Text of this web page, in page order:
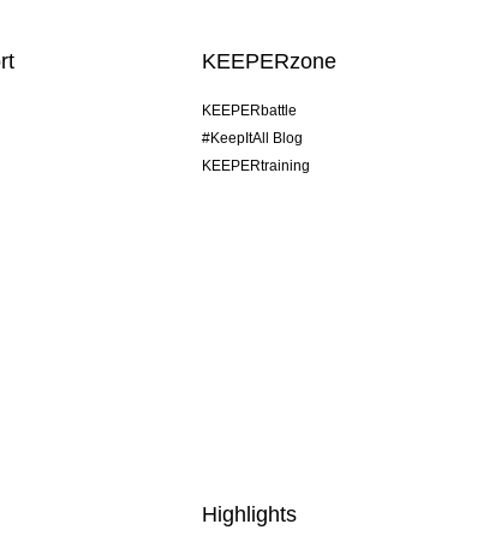
KEEPERzone
KEEPERbattle
#KeepItAll Blog
KEEPERtraining
Highlights